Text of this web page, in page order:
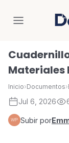
Materiales
Inicio›Documentos›
Jul 6, 2026
Subir por